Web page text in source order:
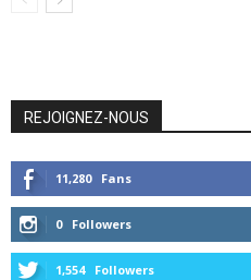
REJOIGNEZ-NOUS
11,280 Fans
0 Followers
1,554 Followers